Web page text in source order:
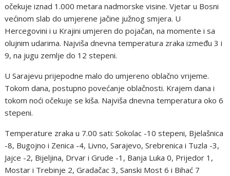
očekuje iznad 1.000 metara nadmorske visine. Vjetar u Bosni
većinom slab do umjerene jačine južnog smjera. U
Hercegovini i u Krajini umjeren do pojačan, na momente i sa
olujnim udarima. Najviša dnevna temperatura zraka između 3 i
9, na jugu zemlje do 12 stepeni.
U Sarajevu prijepodne malo do umjereno oblačno vrijeme.
Tokom dana, postupno povećanje oblačnosti. Krajem dana i
tokom noći očekuje se kiša. Najviša dnevna temperatura oko 6
stepeni.
Temperature zraka u 7.00 sati: Sokolac -10 stepeni, Bjelašnica
-8, Bugojno i Zenica -4, Livno, Sarajevo, Srebrenica i Tuzla -3,
Jajce -2, Bijeljina, Drvar i Grude -1, Banja Luka 0, Prijedor 1,
Mostar i Trebinje 2, Gradačac 3, Sanski Most 6 i Bihać 7